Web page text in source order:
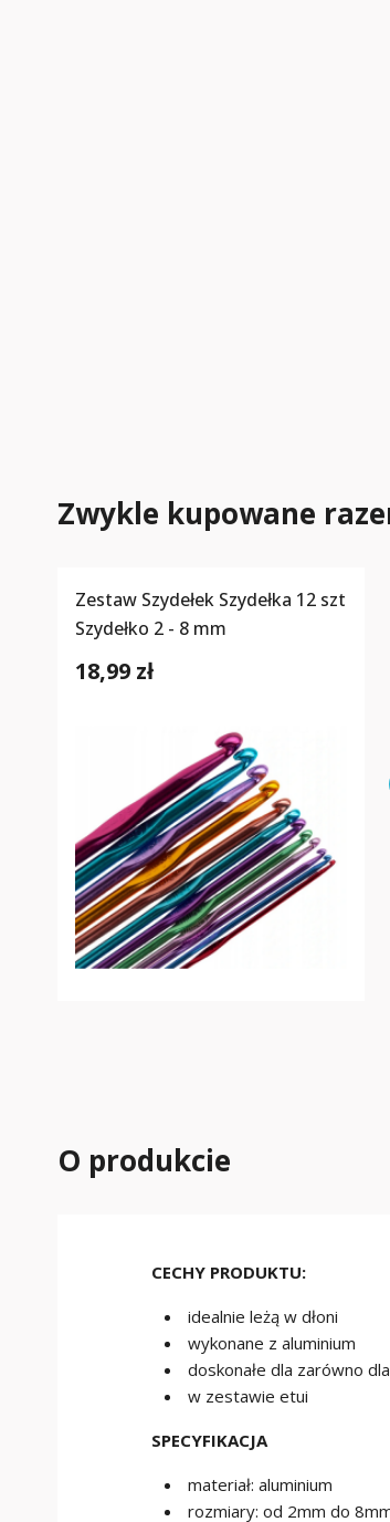
Zwykle kupowane
Zestaw Szydełek Szydełka 12 szt
Szydełko 2 - 8 mm
18,99 zł
O produkcie
CECHY PRODUKTU:
idealnie leżą w dłoni
wykonane z aluminium
doskonałe dla zarówno
w zestawie etui
SPECYFIKACJA
materiał: aluminium
rozmiary: od 2mm do